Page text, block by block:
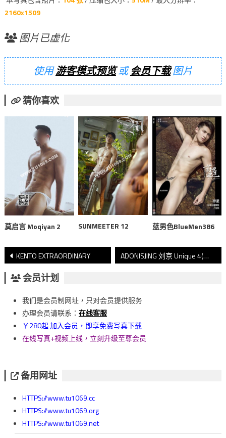
2160x1509
图片已虚化
使用游客模式预览或会员下载图片
猜你喜欢
莫启言 Moqiyan 2 SUNMEETER 12 蓝男色BlueMen386
文
章
導
覽
KENTO EXTRAORDINARY ADONISJING 刘京 Unique 4(下)
会员计划
我们是会员制网址，只对会员提供服务
办理会员请联系： 在线客服
￥280起 加入会员，即享免费写真下载
在线写真+视频上线，立刻升级至尊会员
备用网址
HTTPS://www.tu1069.cc
HTTPS://www.tu1069.org
HTTPS://www.tu1069.net